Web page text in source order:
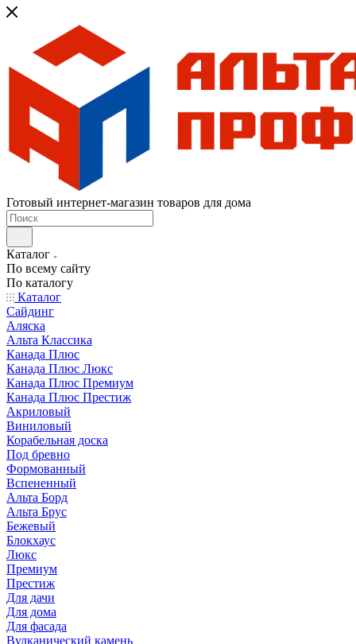
Готовый интернет-магазин товаров для дома
Каталог
По всему сайту
По каталогу
Каталог
Сайдинг
Аляска
Альта Классика
Канада Плюс
Канада Плюс Люкс
Канада Плюс Премиум
Канада Плюс Престиж
Акриловый
Виниловый
Корабельная доска
Под бревно
Формованный
Вспененный
Альта Борд
Альта Брус
Бежевый
Блокхаус
Люкс
Премиум
Престиж
Для дачи
Для дома
Для фасада
Вулканический камень